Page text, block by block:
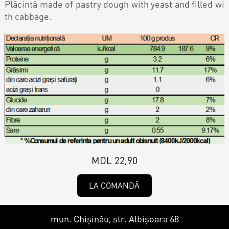
Personalized Desserts
Kalach
Dessert
Macaron
Croissants & muffins
Cookies
Plăcintă made of pastry dough with yeast and filled wi
th cabbage.
MDL 22,90
LA COMANDĂ
mun. Chișinău, str. Albișoara 68